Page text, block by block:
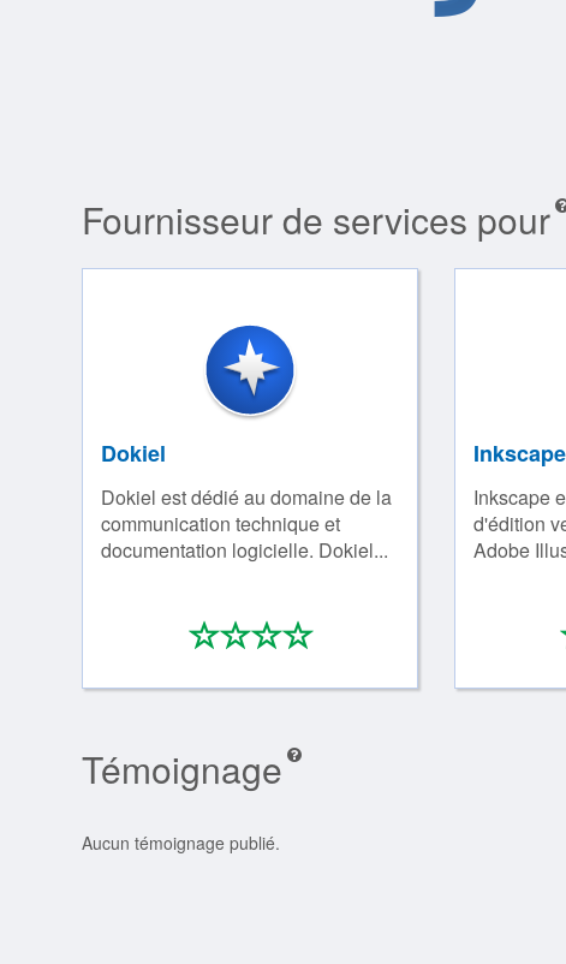
Fournisseur de services pour
Dokiel
Dokiel est dédié au domaine de la
communication technique et
documentation logicielle. Dokiel...
****
0/4
Inkscape
Inkscape
d'édition
Adobe
Témoignage
Aucun témoignage publié.